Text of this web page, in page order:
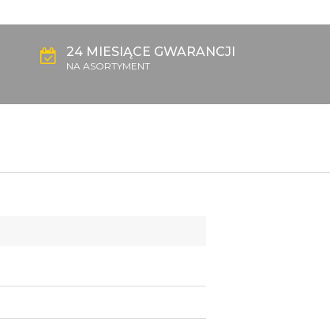
24 MIESIĄCE GWARANCJI
NA ASORTYMENT